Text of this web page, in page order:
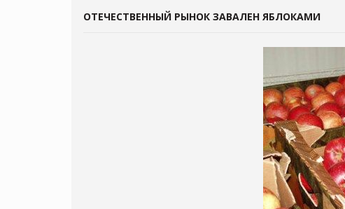
ОТЕЧЕСТВЕННЫЙ РЫНОК ЗАВАЛЕН ЯБЛОКАМИ